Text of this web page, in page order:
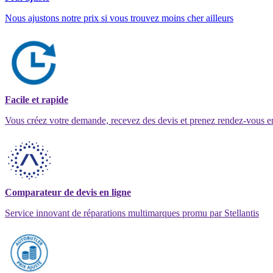
Nous ajustons notre prix si vous trouvez moins cher ailleurs
Facile et rapide
Vous créez votre demande, recevez des devis et prenez rendez-vous
Comparateur de devis en ligne
Service innovant de réparations multimarques promu par Stellantis